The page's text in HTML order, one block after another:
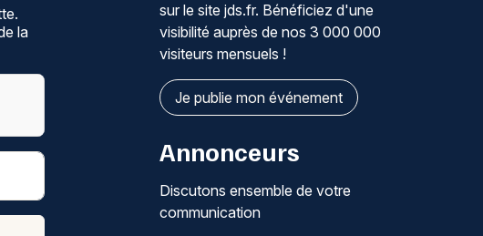
la
sur le site jds.fr. Bénéficiez d'une
visibilité auprès de nos 3 000 000
visiteurs mensuels !
Je publie mon événement
Annonceurs
Discutons ensemble de votre
communication